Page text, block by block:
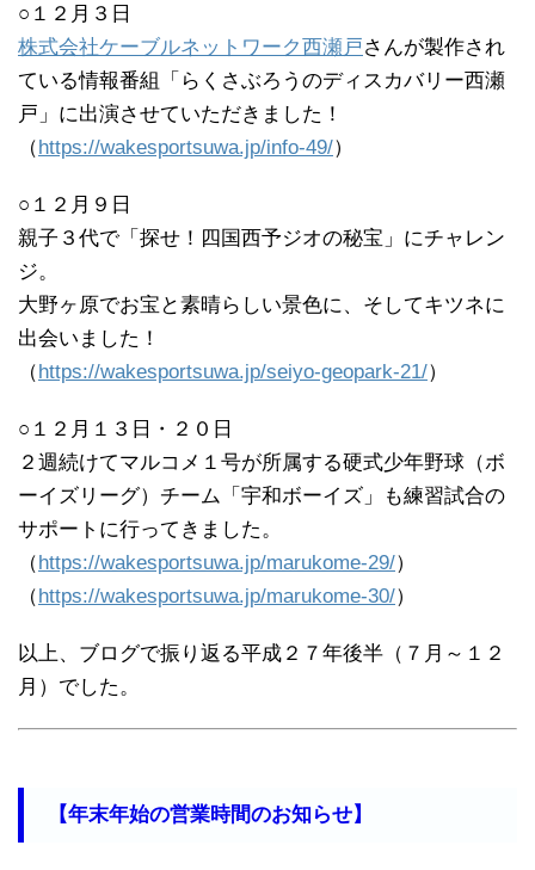
○１２月３日
株式会社ケーブルネットワーク西瀬戸さんが製作され
ている情報番組「らくさぶろうのディスカバリー西瀬
戸」に出演させていただきました！
（https://wakesportsuwa.jp/info-49/）
○１２月９日
親子３代で「探せ！四国西予ジオの秘宝」にチャレン
ジ。
大野ヶ原でお宝と素晴らしい景色に、そしてキツネに
出会いました！
（https://wakesportsuwa.jp/seiyo-geopark-21/）
○１２月１３日・２０日
２週続けてマルコメ１号が所属する硬式少年野球（ボ
ーイズリーグ）チーム「宇和ボーイズ」も練習試合の
サポートに行ってきました。
（https://wakesportsuwa.jp/marukome-29/）
（https://wakesportsuwa.jp/marukome-30/）
以上、ブログで振り返る平成２７年後半（７月～１２
月）でした。
【年末年始の営業時間のお知らせ】